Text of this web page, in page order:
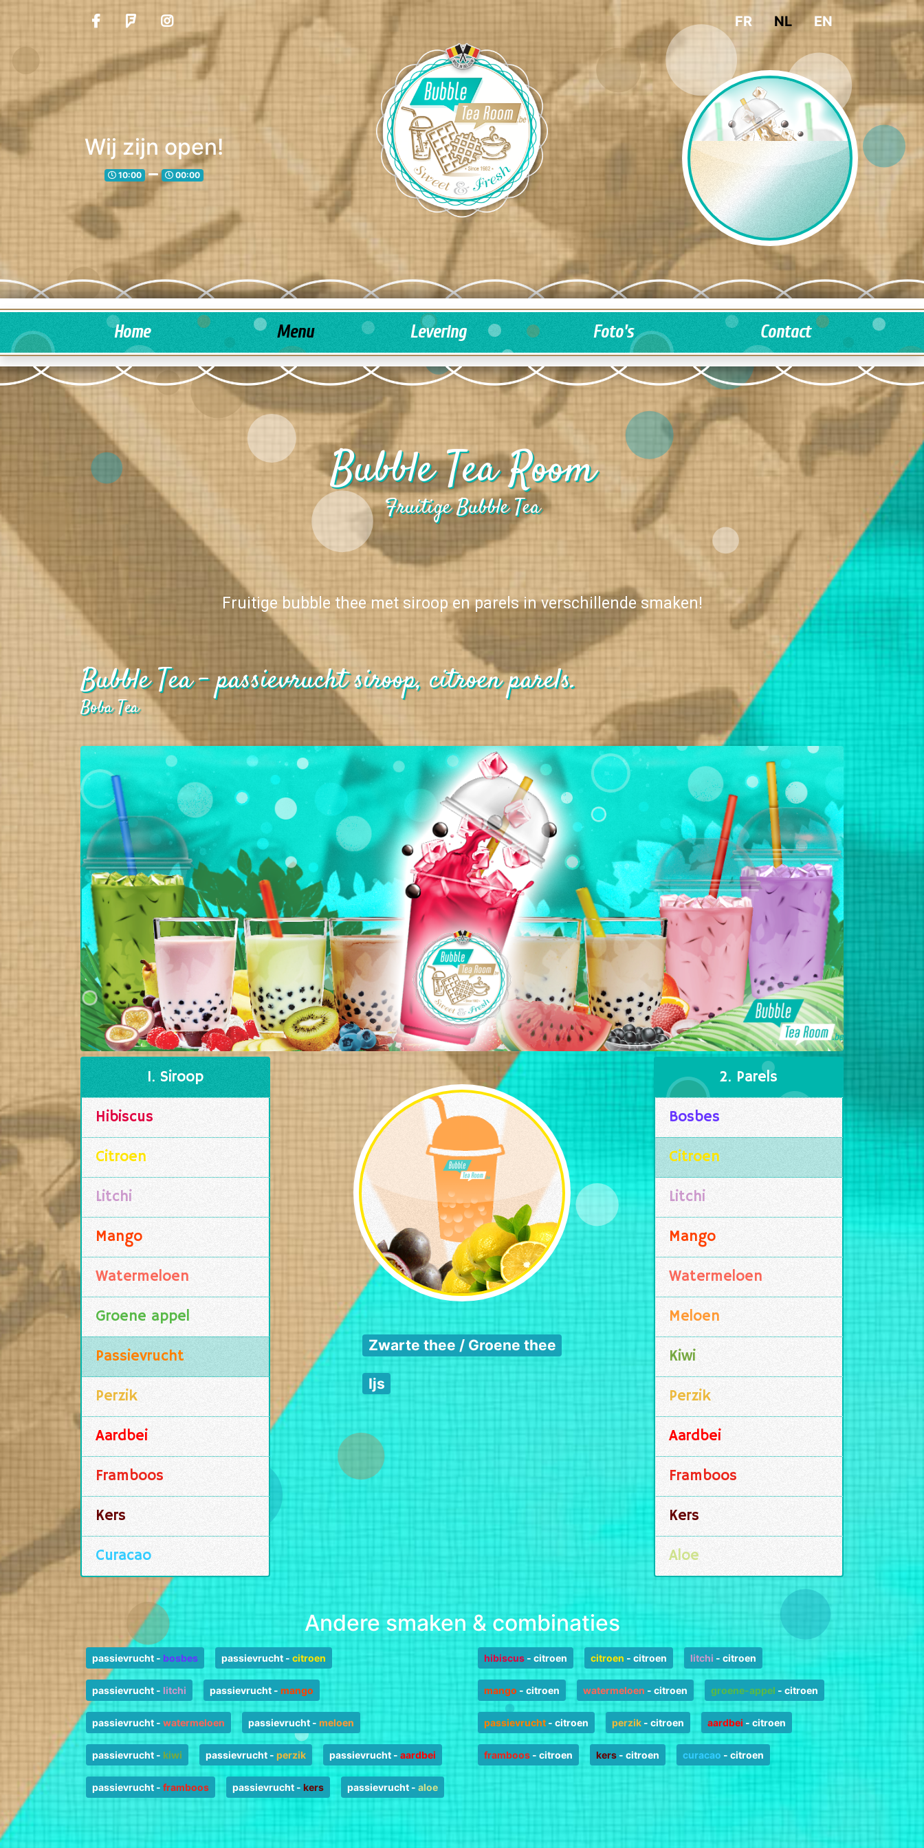
FR NL EN
Wij zijn open!
10:00 00:00
Home Menu Levering Foto's Contact
Bubble Tea Room
Fruitige Bubble Tea
Fruitige bubble thee met siroop en parels in verschillende smaken!
Bubble Tea - passievrucht siroop, citroen parels.
Boba Tea
1. Siroop
Hibiscus
Citroen
Litchi
Mango
Watermeloen
Groene appel
Passievrucht
Perzik
Aardbei
Framboos
Kers
Curacao
Zwarte thee / Groene thee
Ijs
2. Parels
Bosbes
Citroen
Litchi
Mango
Watermeloen
Meloen
Kiwi
Perzik
Aardbei
Framboos
Kers
Aloe
Andere smaken & combinaties
passievrucht - bosbes passievrucht - citroen
passievrucht - litchi passievrucht - mango
passievrucht - watermeloen passievrucht - meloen
passievrucht - kiwi passievrucht - perzik passievrucht - aardbei
passievrucht - framboos passievrucht - kers passievrucht - aloe
hibiscus - citroen citroen - citroen litchi - citroen
mango - citroen watermeloen - citroen groene-appel - citroen
passievrucht - citroen perzik - citroen aardbei - citroen
framboos - citroen kers - citroen curacao - citroen